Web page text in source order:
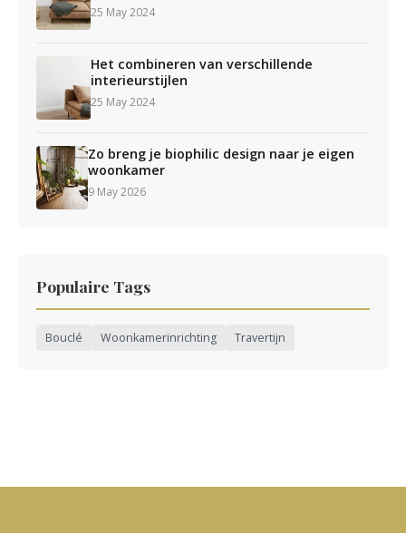
25 May 2024
Het combineren van verschillende
interieurstijlen
25 May 2024
Zo breng je biophilic design naar je eigen
woonkamer
9 May 2026
Populaire Tags
Bouclé Woonkamerinrichting Travertijn